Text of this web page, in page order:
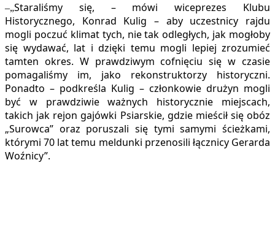
–„Staraliśmy się, – mówi wiceprezes Klubu
Historycznego, Konrad Kulig – aby uczestnicy rajdu
mogli poczuć klimat tych, nie tak odległych, jak mogłoby
się wydawać, lat i dzięki temu mogli lepiej zrozumieć
tamten okres. W prawdziwym cofnięciu się w czasie
pomagaliśmy im, jako rekonstruktorzy historyczni.
Ponadto – podkreśla Kulig – członkowie drużyn mogli
być w prawdziwie ważnych historycznie miejscach,
takich jak rejon gajówki Psiarskie, gdzie mieścił się obóz
„Surowca” oraz poruszali się tymi samymi ścieżkami,
którymi 70 lat temu meldunki przenosili łącznicy Gerarda
Woźnicy”.